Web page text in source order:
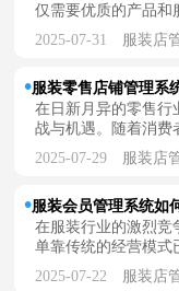
仅需要优质的产品和
2025-07-31 服装店
服装零售店铺管理系
在日新月异的零售行
战与机遇。随着消费
2025-07-29 服装店
服装会员管理系统如
在服装行业的激烈竞
单靠传统的经营模式
2025-07-22 服装店